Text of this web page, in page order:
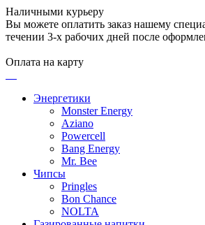
Наличными курьеру
Вы можете оплатить заказ нашему
течении 3-х рабочих дней после
Оплата на карту
Энергетики
Monster Energy
Aziano
Powercell
Bang Energy
Mr. Bee
Чипсы
Pringles
Bon Chance
NOLTA